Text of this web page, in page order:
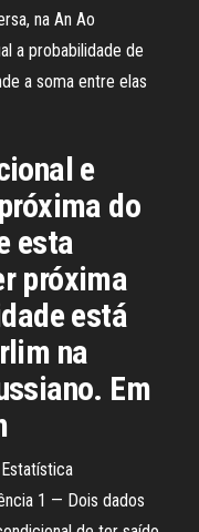
na An Ao
a probabilidade de
a soma entre elas
e
do
esta
próxima
está
na
Em
1 — Dois dados